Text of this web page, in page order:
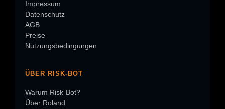
Impressum
Datenschutz
AGB
Preise
Nutzungsbedingungen
ÜBER RISK-BOT
Warum Risk-Bot?
Über Roland